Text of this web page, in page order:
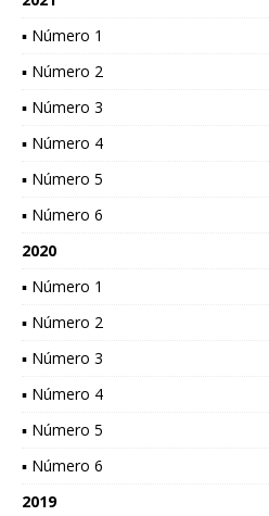
▪ Número 1
▪ Número 2
▪ Número 3
▪ Número 4
▪ Número 5
▪ Número 6
2020
▪ Número 1
▪ Número 2
▪ Número 3
▪ Número 4
▪ Número 5
▪ Número 6
2019